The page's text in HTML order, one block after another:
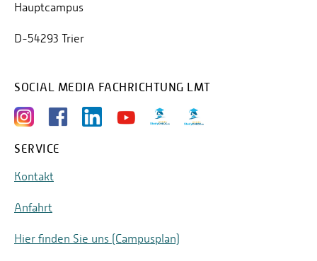
Hauptcampus
D-54293 Trier
SOCIAL MEDIA FACHRICHTUNG LMT
SERVICE
Kontakt
Anfahrt
Hier finden Sie uns (Campusplan)